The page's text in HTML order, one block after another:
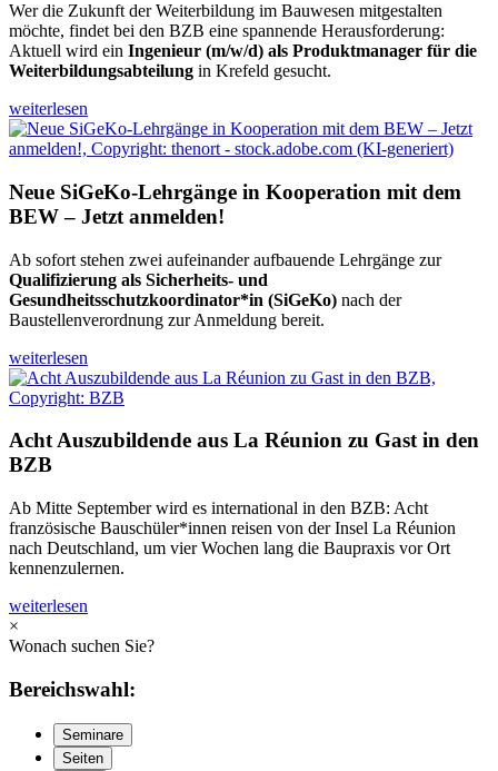
Wer die Zukunft der Weiterbildung im Bauwesen mitgestalten
möchte, findet bei den BZB eine spannende Herausforderung:
Aktuell wird ein Ingenieur (m/w/d) als Produktmanager für die
Weiterbildungsabteilung in Krefeld gesucht.
weiterlesen
Neue SiGeKo-Lehrgänge in Kooperation mit dem
BEW – Jetzt anmelden!
Ab sofort stehen zwei aufeinander aufbauende Lehrgänge zur
Qualifizierung als Sicherheits- und
Gesundheitsschutzkoordinator*in (SiGeKo) nach der
Baustellenverordnung zur Anmeldung bereit.
weiterlesen
Acht Auszubildende aus La Réunion zu Gast in den
BZB
Ab Mitte September wird es international in den BZB: Acht
französische Bauschüler*innen reisen von der Insel La Réunion
nach Deutschland, um vier Wochen lang die Baupraxis vor Ort
kennenzulernen.
weiterlesen
×
Wonach suchen Sie?
Bereichswahl:
Seminare
Seiten